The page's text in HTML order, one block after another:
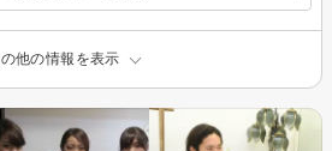
他の情報を表示